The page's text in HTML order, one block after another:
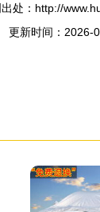
处：http://
更新时间：2026-